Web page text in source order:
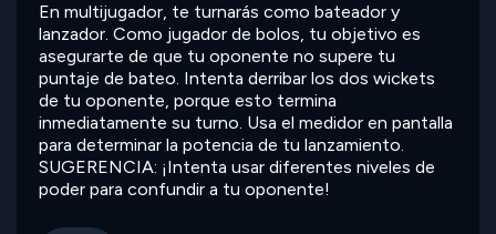
En multijugador, te turnarás como bateador y
lanzador. Como jugador de bolos, tu objetivo es
asegurarte de que tu oponente no supere tu
puntaje de bateo. Intenta derribar los dos wickets
de tu oponente, porque esto termina
inmediatamente su turno. Usa el medidor en pantalla
para determinar la potencia de tu lanzamiento.
SUGERENCIA: ¡Intenta usar diferentes niveles de
poder para confundir a tu oponente!